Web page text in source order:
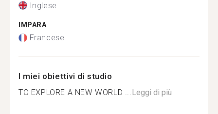
Inglese
IMPARA
Francese
I miei obiettivi di studio
TO EXPLORE A NEW WORLD ...Leggi di più